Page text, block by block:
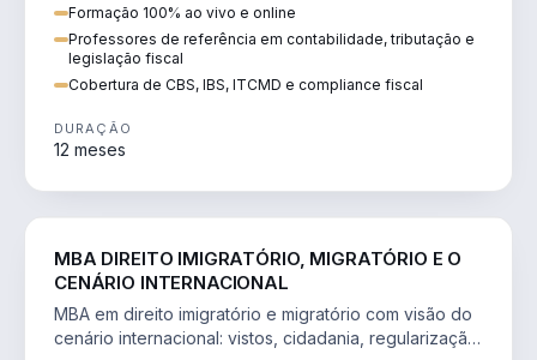
Formação 100% ao vivo e online
Professores de referência em contabilidade, tributação e
legislação fiscal
Cobertura de CBS, IBS, ITCMD e compliance fiscal
DURAÇÃO
12 meses
MBA DIREITO IMIGRATÓRIO, MIGRATÓRIO E O
CENÁRIO INTERNACIONAL
MBA em direito imigratório e migratório com visão do
cenário internacional: vistos, cidadania, regularização